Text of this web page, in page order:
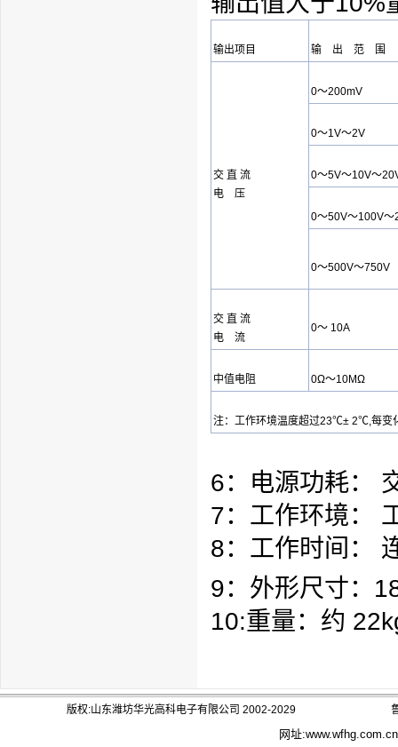
输出项目 输 出 范 围
交 直 流
电 压
0～200mV
0～1V～2V
0～5V～10V～
0～50V～100V～
0～500V～750V
交 直 流
电 流
0～ 10A
中值电阻 0Ω～10MΩ
注：工作环境温度超过23℃± 2℃,每变
6：电源功耗：
7：工作环境：
8：工作时间：
9：外形尺寸：
10:重量：约
版权:山东潍坊华光高科电子有限公司 2002-2029
网址:www.wfhg.com.cn